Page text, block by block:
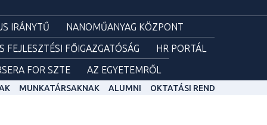
IRÁNYTŰ
NANOMŰANYAG KÖZPONT
FEJLESZTÉSI FŐIGAZGATÓSÁG
HR PORTÁL
FOR SZTE AZ EGYETEMRŐL
MUNKATÁRSAKNAK ALUMNI OKTATÁSI REND